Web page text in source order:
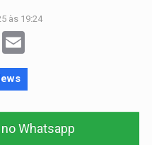
às 19:24
Telegram
Whatsapp